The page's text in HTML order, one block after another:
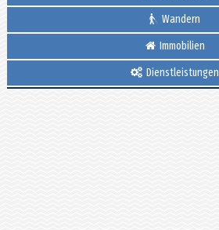
Wandern
Immobilien
Dienstleistungen